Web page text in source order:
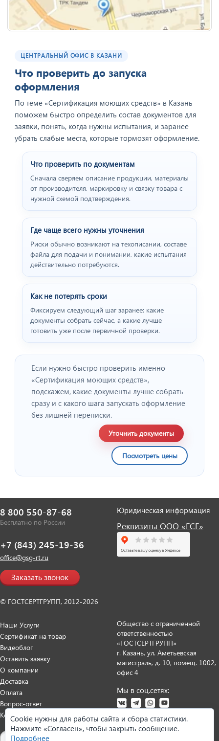
ЦЕНТРАЛЬНЫЙ ОФИС В КАЗАНИ
Что проверить до запуска
оформления
По теме «Сертификация моющих средств» в Казань
поможем быстро определить состав документов для
заявки, понять, когда нужны испытания, и заранее
убрать слабые места, которые тормозят оформление.
Что проверить по документам
Сначала сверяем описание продукции, материалы
от производителя, маркировку и связку товара с
нужной схемой подтверждения.
Где чаще всего нужны уточнения
Риски обычно возникают на техописании, составе
файла для подачи и понимании, какие испытания
действительно потребуются.
Как не потерять сроки
Фиксируем следующий шаг заранее: какие
документы собрать сейчас, а какие лучше
готовить уже после первичной проверки.
Если нужно быстро проверить именно
«Сертификация моющих средств»,
подскажем, какие документы лучше собрать
сразу и с какого шага запускать оформление
без лишней переписки.
Уточнить документы
Посмотреть цены
8 800 550-87-68
Бесплатно по России
+7 (843) 245-19-36
office@gsg-rt.ru
Заказать звонок
© ГОСТСЕРТГРУПП, 2012-2026
Юридическая информация
Реквизиты ООО «ГСГ»
Наши Услуги
Сертификат на товар
Видеоблог
Оставить заявку
О компании
Доставка
Оплата
Вопрос-ответ
Контакты
Общество с ограниченной
ответственностью
«ГОСТСЕРТГРУПП»
г. Казань, ул. Аметьевская
магистраль, д. 10, помещ. 1002,
офис 4
Мы в соц.сетях:
Cookie нужны для работы сайта и сбора статистики.
Нажмите «Согласен», чтобы закрыть сообщение.
Подробнее